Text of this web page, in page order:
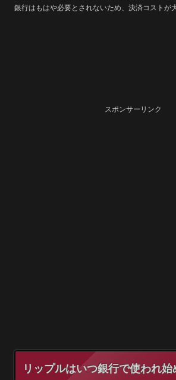
銀行はもはや必要とされないため、決済コストが
スポンサーリンク
リップルはいつ銀行で使われ始